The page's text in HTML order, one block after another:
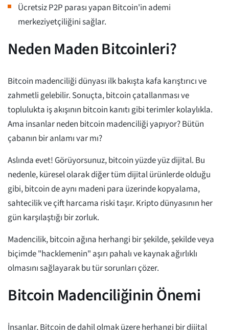
Ücretsiz P2P parası yapan Bitcoin'in ademi
merkeziyetçiliğini sağlar.
Neden Maden Bitcoinleri?
Bitcoin madenciliği dünyası ilk bakışta kafa karıştırıcı ve
zahmetli gelebilir. Sonuçta, bitcoin çatallanması ve
toplulukta iş akışının bitcoin kanıtı gibi terimler kolaylıkla.
Ama insanlar neden bitcoin madenciliği yapıyor? Bütün
çabanın bir anlamı var mı?
Aslında evet! Görüyorsunuz, bitcoin yüzde yüz dijital. Bu
nedenle, küresel olarak diğer tüm dijital ürünlerde olduğu
gibi, bitcoin de aynı madeni para üzerinde kopyalama,
sahtecilik ve çift harcama riski taşır. Kripto dünyasının her
gün karşılaştığı bir zorluk.
Madencilik, bitcoin ağına herhangi bir şekilde, şekilde veya
biçimde "hacklemenin" aşırı pahalı ve kaynak ağırlıklı
olmasını sağlayarak bu tür sorunları çözer.
Bitcoin Madenciliğinin Önemi
İnsanlar, Bitcoin de dahil olmak üzere herhangi bir dijital